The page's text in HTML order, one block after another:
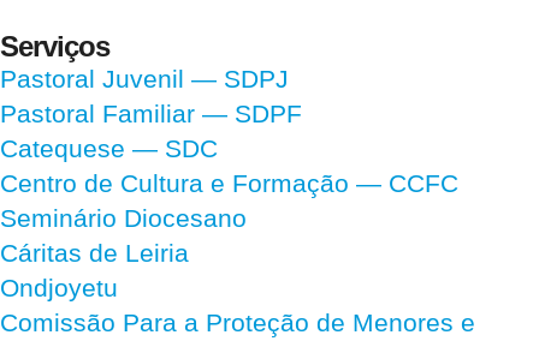
Serviços
Pastoral Juvenil — SDPJ
Pastoral Familiar — SDPF
Catequese — SDC
Centro de Cultura e Formação — CCFC
Seminário Diocesano
Cáritas de Leiria
Ondjoyetu
Comissão Para a Proteção de Menores e